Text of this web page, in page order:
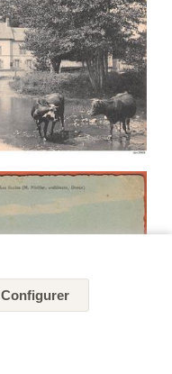
Configurer